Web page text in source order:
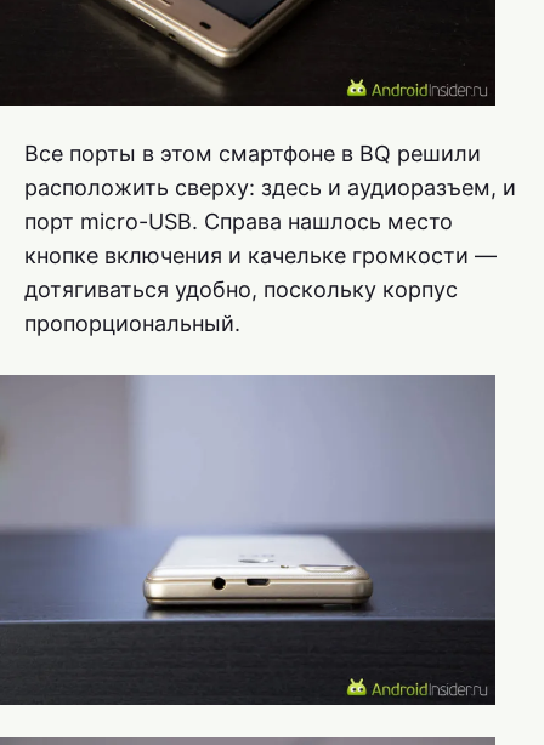
Все порты в этом смартфоне в BQ решили
расположить сверху: здесь и аудиоразъем, и
порт micro-USB. Справа нашлось место
кнопке включения и качельке громкости —
дотягиваться удобно, поскольку корпус
пропорциональный.